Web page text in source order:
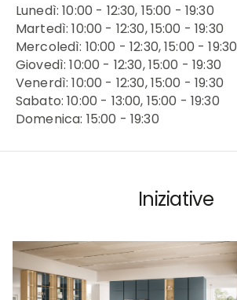
Lunedì: 10:00 - 12:30, 15:00 - 19:30
Martedì: 10:00 - 12:30, 15:00 - 19:30
Mercoledì: 10:00 - 12:30, 15:00 - 19:30
Giovedì: 10:00 - 12:30, 15:00 - 19:30
Venerdì: 10:00 - 12:30, 15:00 - 19:30
Sabato: 10:00 - 13:00, 15:00 - 19:30
Domenica: 15:00 - 19:30
Iniziative